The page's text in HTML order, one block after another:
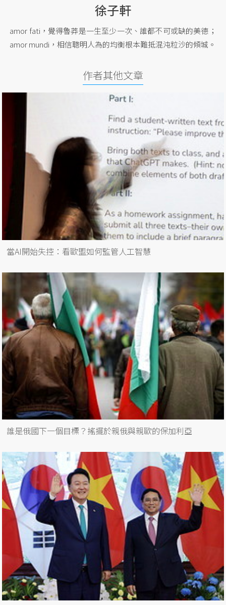
徐子軒
amor fati，覺得魯莽是一生至少一次、誰都不可或缺的美德；
amor mundi，相信聰明人為的均衡根本難抵混沌粒沙的傾城。
作者其他文章
當AI開始失控：看歐盟如何監管人工智慧
誰是俄國下一個目標？搖擺於親俄與親歐的保加利亞